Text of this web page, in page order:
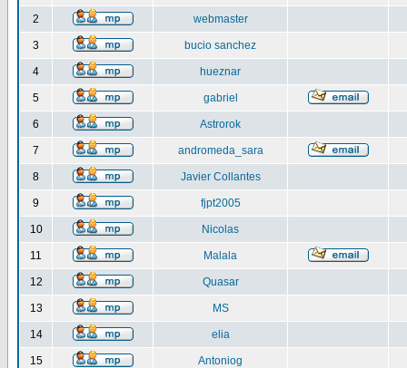
2 webmaster
3 bucio sanchez
4 hueznar
5 gabriel
6 Astrorok
7 andromeda_sara
8 Javier Collantes
9 fjpt2005
10 Nicolas
11 Malala
12 Quasar
13 MS
14 elia
15 Antoniog